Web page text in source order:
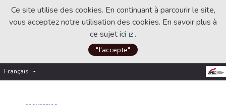
Ce site utilise des cookies. En continuant à parcourir le site,
vous acceptez notre utilisation des cookies. En savoir plus à
ce sujetici
(Lien externe)
.
"J'accepte"
Français Choisir la langue